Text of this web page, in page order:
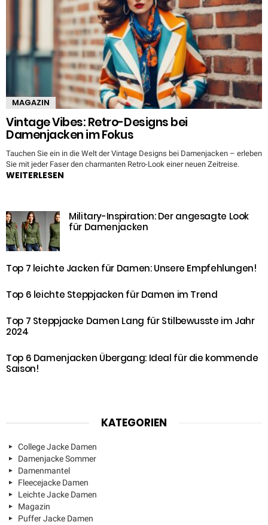
MAGAZIN
Vintage Vibes: Retro-Designs bei
Damenjacken im Fokus
Tauchen Sie ein in die Welt der Vintage Designs bei Damenjacken – erleben
Sie mit jeder Faser den charmanten Retro-Look einer neuen Zeitreise.
WEITERLESEN
Military-Inspiration: Der angesagte Look
für Damenjacken
Top 7 leichte Jacken für Damen: Unsere Empfehlungen!
Top 6 leichte Steppjacken für Damen im Trend
Top 7 Steppjacke Damen Lang für Stilbewusste im Jahr
2024
Top 6 Damenjacken Übergang: Ideal für die kommende
Saison!
KATEGORIEN
College Jacke Damen
Damenjacke Sommer
Damenmantel
Fleecejacke Damen
Leichte Jacke Damen
Magazin
Puffer Jacke Damen